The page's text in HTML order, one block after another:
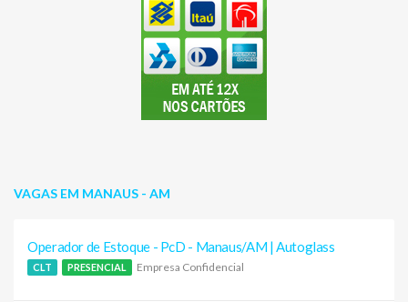
VAGAS EM MANAUS - AM
Operador de Estoque - PcD - Manaus/AM | Autoglass
CLT PRESENCIAL Empresa Confidencial